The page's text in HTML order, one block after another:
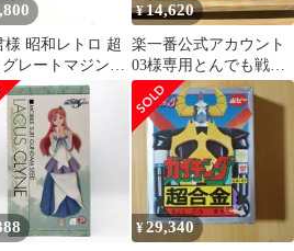
様 昭和レトロ 超
レートマジンガ
¥14,620
楽一番公式アカウント
03様専用とんでも戦士
ムテキングVS黒ダコブ
ラザーズ ソフビ
¥29,340